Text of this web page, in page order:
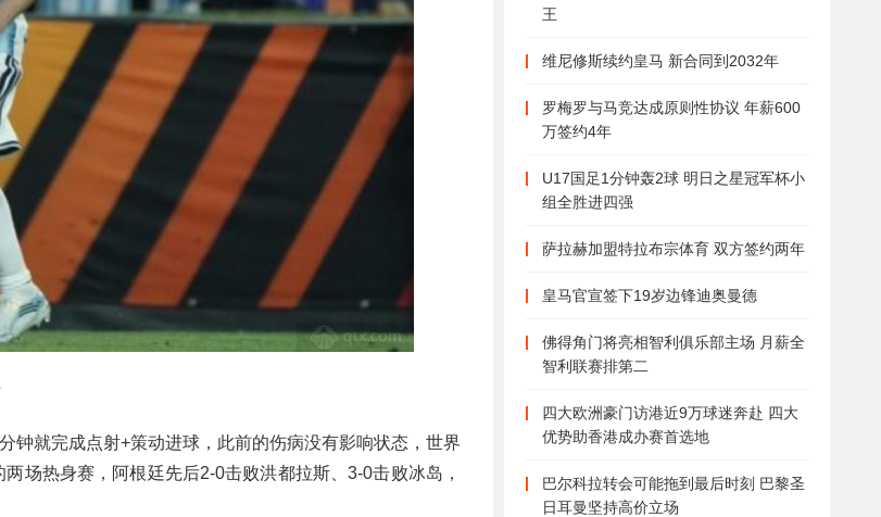
钟就完成点射+策动进球，此前的伤病没有影响状态，世界
场热身赛，阿根廷先后2-0击败洪都拉斯、3-0击败冰岛，
王
维尼修斯续约皇马 新合同到2032年
罗梅罗与马竞达成原则性协议 年薪600
万签约4年
U17国足1分钟轰2球 明日之星冠军杯小
组全胜进四强
萨拉赫加盟特拉布宗体育 双方签约两年
皇马官宣签下19岁边锋迪奥曼德
佛得角门将亮相智利俱乐部主场 月薪全
智利联赛排第二
四大欧洲豪门访港近9万球迷奔赴 四大
优势助香港成办赛首选地
巴尔科拉转会可能拖到最后时刻 巴黎圣
日耳曼坚持高价立场